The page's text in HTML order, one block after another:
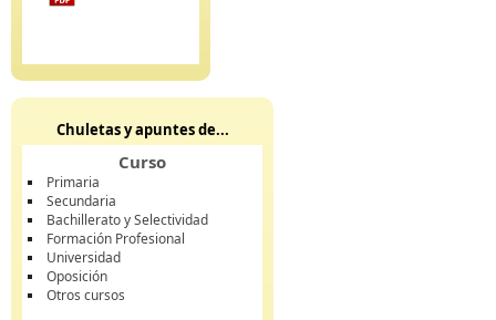
Chuletas y apuntes de...
Curso
Primaria
Secundaria
Bachillerato y Selectividad
Formación Profesional
Universidad
Oposición
Otros cursos